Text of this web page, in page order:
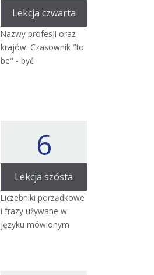
Lekcja czwarta
Nazwy profesji oraz
krajów. Czasownik "to
be" - być
6
Lekcja szósta
Liczebniki porządkowe
i frazy używane w
języku mówionym